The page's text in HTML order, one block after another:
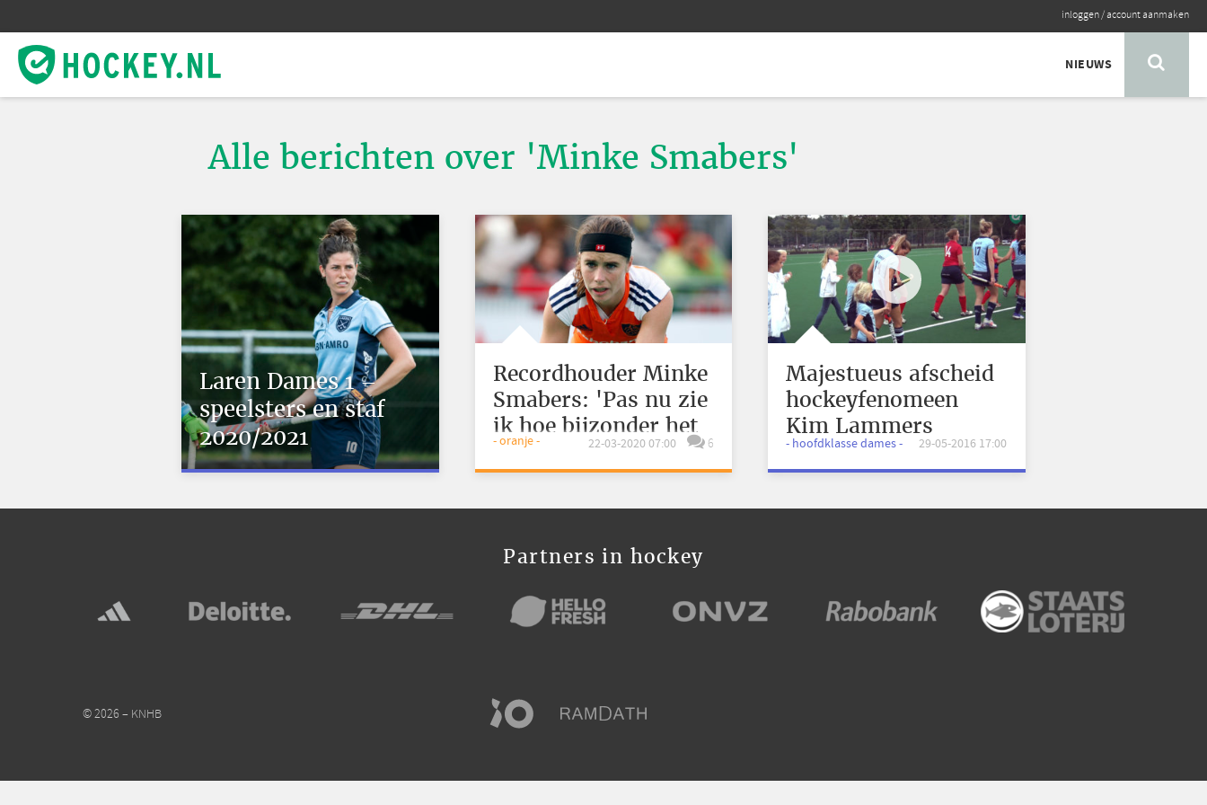
inloggen/account aanmaken
NIEUWS
Alle berichten over 'Minke Smabers'
Laren Dames 1 –
speelsters en staf
2020/2021
Recordhouder Minke
Smabers: 'Pas nu zie
ik hoe bijzonder het
is'
- oranje - 22-03-2020 07:00 6
Majestueus afscheid
hockeyfenomeen
Kim Lammers
- hoofdklasse dames - 29-05-2016 17:00
Partners in hockey
© 2026 – KNHB